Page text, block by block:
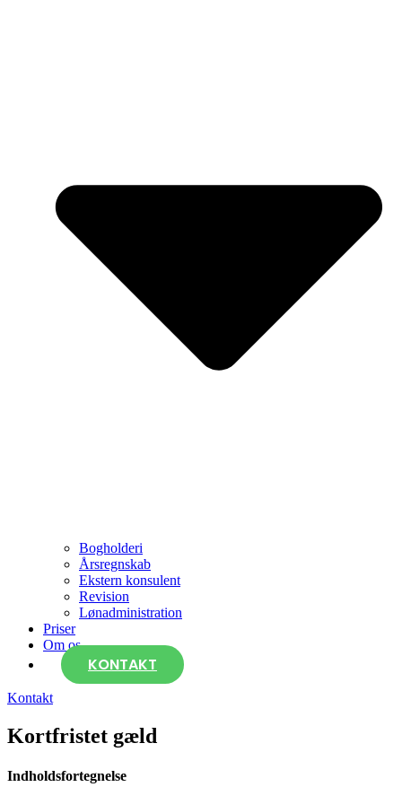
Bogholderi
Årsregnskab
Ekstern konsulent
Revision
Lønadministration
Priser
Om os
KONTAKT
Kontakt
Kortfristet gæld
Indholdsfortegnelse